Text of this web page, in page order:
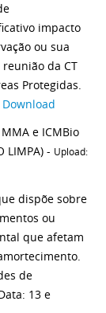
impacto
ou sua
da CT
Protegidas.
Download
e ICMBio
conforme deliberado na 13ªCTUC (VERSÃO LIMPA) - Upload:
dispõe sobre
ou
que afetam
de
13 e